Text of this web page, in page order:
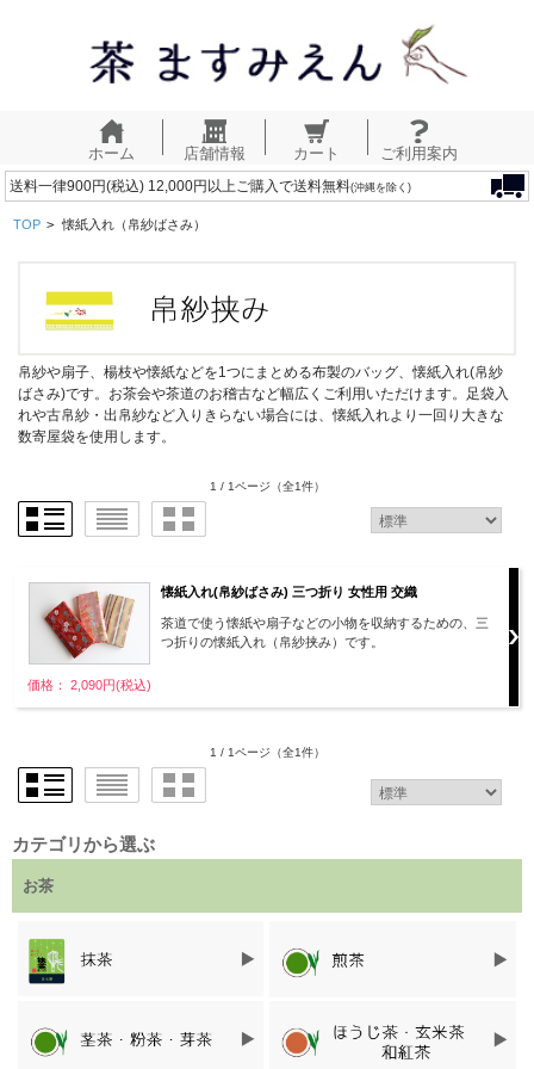
ホーム 店舗情報 カート ご利用案内
送料一律900円(税込) 12,000円以上ご購入で送料無料(沖縄を除く)
TOP > 懐紙入れ（帛紗ばさみ）
帛紗や扇子、楊枝や懐紙などを1つにまとめる布製のバッグ、懐紙入れ(帛紗
ばさみ)です。お茶会や茶道のお稽古など幅広くご利用いただけます。足袋入
れや古帛紗・出帛紗など入りきらない場合には、懐紙入れより一回り大きな
数寄屋袋を使用します。
1 / 1ページ （全1件）
懐紙入れ(帛紗ばさみ) 三つ折り 女性用 交織
茶道で使う懐紙や扇子などの小物を収納するための、三
つ折りの懐紙入れ（帛紗挟み）です。
価格： 2,090円(税込)
1 / 1ページ （全1件）
カテゴリから選ぶ
お茶